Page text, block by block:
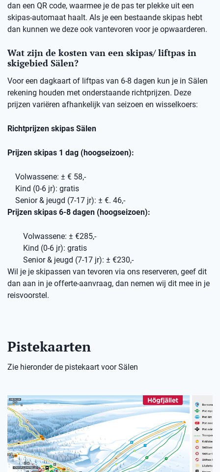
dan een QR code, waarmee je de pas ter plekke uit een
skipas-automaat haalt. Als je een bestaande skipas hebt
dan kunnen we deze ook vantevoren voor je opwaarderen.
Wat zijn de kosten van een skipas/ liftpas in
skigebied Sälen?
Voor een dagkaart of liftpas van 6-8 dagen kun je in Sälen
rekening houden met onderstaande richtprijzen. Deze
prijzen variëren afhankelijk van seizoen en wisselkoers:
Richtprijzen skipas Sälen
Prijzen skipas 1 dag (hoogseizoen):
Volwassene: ± € 58,-
Kind (0-6 jr): gratis
Senior & jeugd (7-17 jr): ± €. 46,-
Prijzen skipas 6-8 dagen (hoogseizoen):
Volwassene: ± €285,-
Kind (0-6 jr): gratis
Senior & jeugd (7-17 jr): ± €230,-
Wil je je skipassen van tevoren via ons reserveren, geef dit
dan aan in je offerte-aanvraag, dan nemen wij dit mee in je
reisvoorstel.
Pistekaarten
Zie hieronder de pistekaart voor Sälen